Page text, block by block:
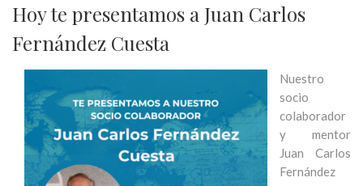
Hoy te presentamos a Juan Carlos
Fernández Cuesta
Nuestro
socio
colaborador
y mentor
Juan Carlos
Fernández